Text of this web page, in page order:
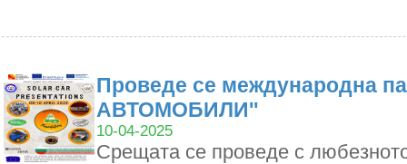
Проведе се международна
АВТОМОБИЛИ''
10-04-2025
Срещата се проведе с